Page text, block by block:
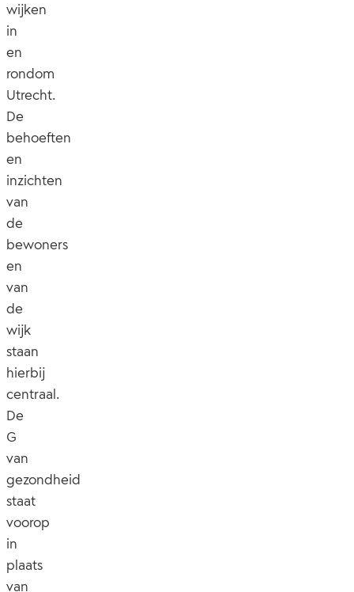
wijken
in
en
rondom
Utrecht.
De
behoeften
en
inzichten
van
de
bewoners
en
van
de
wijk
staan
hierbij
centraal.
De
G
van
gezondheid
staat
voorop
in
plaats
van